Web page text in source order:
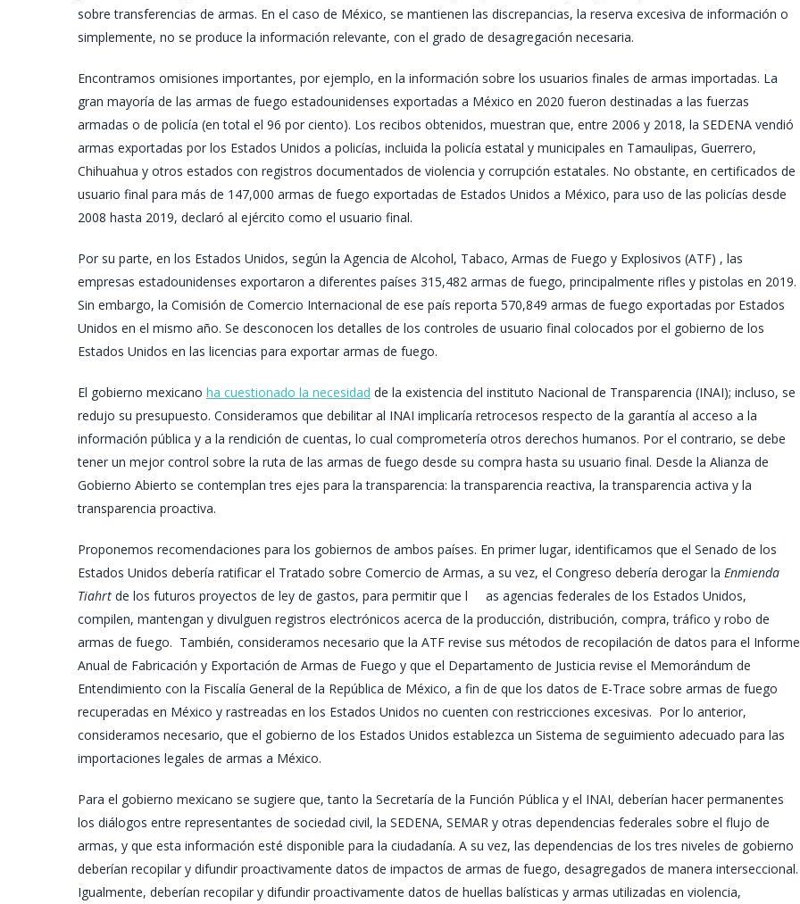
sobre transferencias de armas. En el caso de México, se mantienen las discrepancias, la reserva excesiva de información o
simplemente, no se produce la información relevante, con el grado de desagregación necesaria.
Encontramos omisiones importantes, por ejemplo, en la información sobre los usuarios finales de armas importadas. La
gran mayoría de las armas de fuego estadounidenses exportadas a México en 2020 fueron destinadas a las fuerzas
armadas o de policía (en total el 96 por ciento). Los recibos obtenidos, muestran que, entre 2006 y 2018, la SEDENA vendió
armas exportadas por los Estados Unidos a policías, incluida la policía estatal y municipales en Tamaulipas, Guerrero,
Chihuahua y otros estados con registros documentados de violencia y corrupción estatales. No obstante, en certificados de
usuario final para más de 147,000 armas de fuego exportadas de Estados Unidos a México, para uso de las policías desde
2008 hasta 2019, declaró al ejército como el usuario final.
Por su parte, en los Estados Unidos, según la Agencia de Alcohol, Tabaco, Armas de Fuego y Explosivos (ATF) , las
empresas estadounidenses exportaron a diferentes países 315,482 armas de fuego, principalmente rifles y pistolas en 2019.
Sin embargo, la Comisión de Comercio Internacional de ese país reporta 570,849 armas de fuego exportadas por Estados
Unidos en el mismo año. Se desconocen los detalles de los controles de usuario final colocados por el gobierno de los
Estados Unidos en las licencias para exportar armas de fuego.
El gobierno mexicano ha cuestionado la necesidad de la existencia del instituto Nacional de Transparencia (INAI); incluso, se
redujo su presupuesto. Consideramos que debilitar al INAI implicaría retrocesos respecto de la garantía al acceso a la
información pública y a la rendición de cuentas, lo cual comprometería otros derechos humanos. Por el contrario, se debe
tener un mejor control sobre la ruta de las armas de fuego desde su compra hasta su usuario final. Desde la Alianza de
Gobierno Abierto se contemplan tres ejes para la transparencia: la transparencia reactiva, la transparencia activa y la
transparencia proactiva.
Proponemos recomendaciones para los gobiernos de ambos países. En primer lugar, identificamos que el Senado de los
Estados Unidos debería ratificar el Tratado sobre Comercio de Armas, a su vez, el Congreso debería derogar la Enmienda
Tiahrt de los futuros proyectos de ley de gastos, para permitir que l as agencias federales de los Estados Unidos,
compilen, mantengan y divulguen registros electrónicos acerca de la producción, distribución, compra, tráfico y robo de
armas de fuego. También, consideramos necesario que la ATF revise sus métodos de recopilación de datos para el Informe
Anual de Fabricación y Exportación de Armas de Fuego y que el Departamento de Justicia revise el Memorándum de
Entendimiento con la Fiscalía General de la República de México, a fin de que los datos de E-Trace sobre armas de fuego
recuperadas en México y rastreadas en los Estados Unidos no cuenten con restricciones excesivas. Por lo anterior,
consideramos necesario, que el gobierno de los Estados Unidos establezca un Sistema de seguimiento adecuado para las
importaciones legales de armas a México.
Para el gobierno mexicano se sugiere que, tanto la Secretaría de la Función Pública y el INAI, deberían hacer permanentes
los diálogos entre representantes de sociedad civil, la SEDENA, SEMAR y otras dependencias federales sobre el flujo de
armas, y que esta información esté disponible para la ciudadanía. A su vez, las dependencias de los tres niveles de gobierno
deberían recopilar y difundir proactivamente datos de impactos de armas de fuego, desagregados de manera interseccional.
Igualmente, deberían recopilar y difundir proactivamente datos de huellas balísticas y armas utilizadas en violencia,